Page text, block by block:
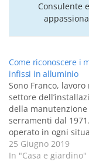
Consulente
Come riconoscere i
infissi in alluminio
Sono Franco, lavoro
settore
della manutenzione
serramenti dal
operato in ogni
dall’installazione di
e infissi per
25 Giugno 2019
In "Casa e giardino"